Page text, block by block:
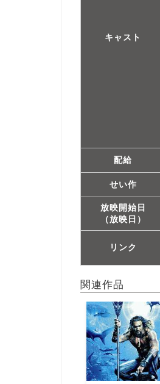
キャスト
配給
せい作
放映開始日
（放映日）
リンク
関連作品